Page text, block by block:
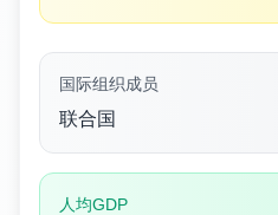
国际组织成员
联合国
人均GDP